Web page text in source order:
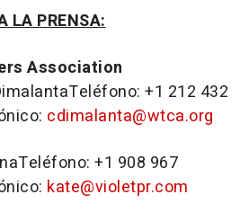
LA PRENSA:
Association
Teléfono: +1 212 432
cdimalanta@wtca.org
Teléfono: +1 908 967
kate@violetpr.com